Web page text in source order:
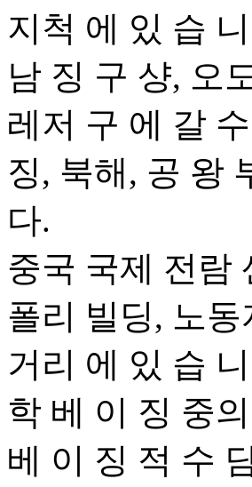
지척 에 있 습
남 징 구 샹, 오
레저 구 에 갈
징, 북해, 공 왕
다.
중국 국제 전람
폴리 빌딩, 노
거리 에 있 습
학 베 이 징 중
베 이 징 적 수